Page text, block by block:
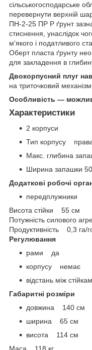
сільськогосподарське
перевернути верхній
ПН-2-25 ПР Р ґрунт
стиснення, унаслідок
м'якого і податливого
Оберт пласта ґрунту
для закладення в
Двокорпусний плуг
на триточковий
Особливість —
Характеристики
2 корпуси
Тип корпусу
Макс. глибина
Ширина запашки
Додаткові робочі
передплужники
Висота стійки 55 см
Потужність силового
Продуктивність 0,3 га/
Регулювання
рами да
корпусу немає
відстань між
Габаритні розміри
довжина 140 см
ширина 65 см
висота 114 см